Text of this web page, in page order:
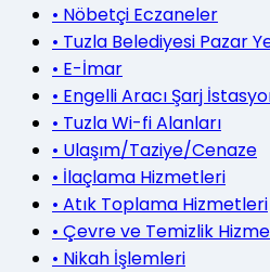
• Nöbetçi Eczaneler
• Tuzla Belediyesi Pazar
• E-İmar
• Engelli Aracı Şarj
• Tuzla Wi-fi Alanları
• Ulaşım/Taziye/Cenaze
• İlaçlama Hizmetleri
• Atık Toplama Hizmetleri
• Çevre ve Temizlik
• Nikah İşlemleri